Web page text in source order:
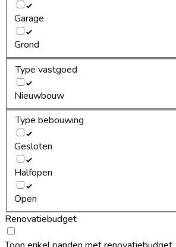
Garage
Grond
Type vastgoed
Nieuwbouw
Type bebouwing
Gesloten
Halfopen
Open
Renovatiebudget